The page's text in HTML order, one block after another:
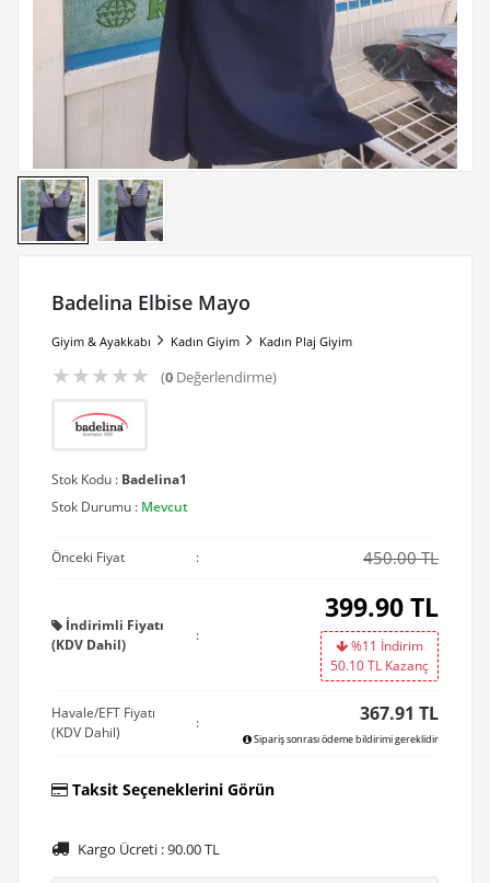
Badelina Elbise Mayo
Giyim & Ayakkabı Kadın Giyim Kadın Plaj Giyim
★★★★★ (0Değerlendirme)
Stok Kodu : Badelina1
Stok Durumu : Mevcut
Önceki Fiyat : 450.00 TL
İndirimli Fiyatı
(KDV Dahil)
:
399.90TL
%11 İndirim
50.10TL Kazanç
Havale/EFT Fiyatı
(KDV Dahil)
: 367.91 TL
Sipariş sonrası ödeme bildirimi gereklidir
Taksit Seçeneklerini Görün
Kargo Ücreti :90.00TL